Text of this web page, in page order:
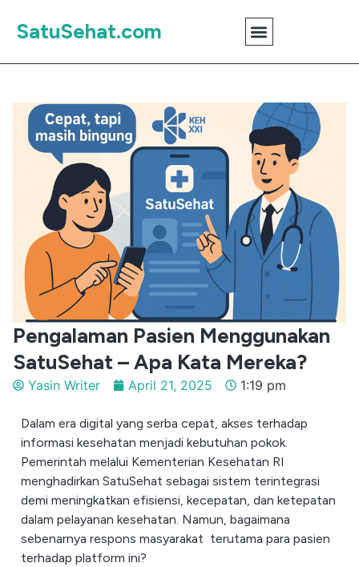
SatuSehat.com
Pengalaman Pasien Menggunakan
SatuSehat – Apa Kata Mereka?
Yasin Writer April 21, 2025 1:19 pm
Dalam era digital yang serba cepat, akses terhadap
informasi kesehatan menjadi kebutuhan pokok.
Pemerintah melalui Kementerian Kesehatan RI
menghadirkan SatuSehat sebagai sistem terintegrasi
demi meningkatkan efisiensi, kecepatan, dan ketepatan
dalam pelayanan kesehatan. Namun, bagaimana
sebenarnya respons masyarakat terutama para pasien
terhadap platform ini?